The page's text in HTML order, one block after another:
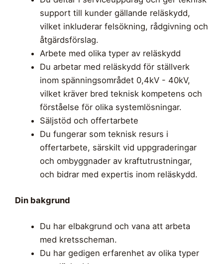
support till kunder gällande reläskydd,
vilket inkluderar felsökning, rådgivning och
åtgärdsförslag.
Arbete med olika typer av reläskydd
Du arbetar med reläskydd för ställverk
inom spänningsområdet 0,4kV - 40kV,
vilket kräver bred teknisk kompetens och
förståelse för olika systemlösningar.
Säljstöd och offertarbete
Du fungerar som teknisk resurs i
offertarbete, särskilt vid uppgraderingar
och ombyggnader av kraftutrustningar,
och bidrar med expertis inom reläskydd.
Din bakgrund
Du har elbakgrund och vana att arbeta
med kretsscheman.
Du har gedigen erfarenhet av olika typer